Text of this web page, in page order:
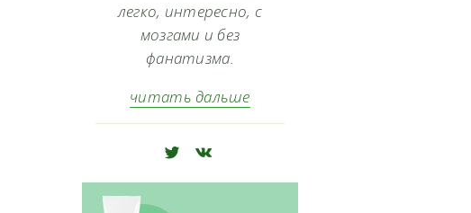
легко, интересно, с
мозгами и без
фанатизма.
читать дальше
🅃 🅅